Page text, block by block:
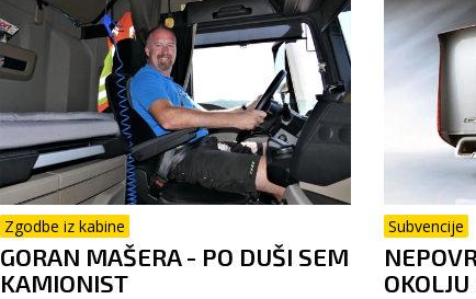
Zgodbe iz kabine
GORAN MAŠERA - PO DUŠI SEM
KAMIONIST
Subvencije